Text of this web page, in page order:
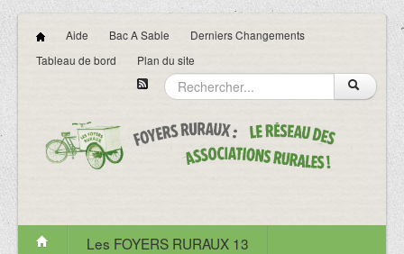
Aide Bac A Sable
Derniers Changements
Tableau de bord
Plan du site
Les FOYERS RURAUX 13